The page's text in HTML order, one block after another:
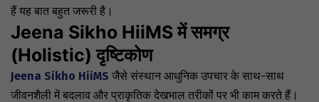
हैं यह बात बहुत जरूरी है।
Jeena Sikho HiiMS में समग्र
(Holistic) दृष्टिकोण
Jeena Sikho HiiMS जैसे संस्थान आधुनिक उपचार के साथ-साथ
जीवनशैली में बदलाव और प्राकृतिक देखभाल तरीकों पर भी काम करते हैं।